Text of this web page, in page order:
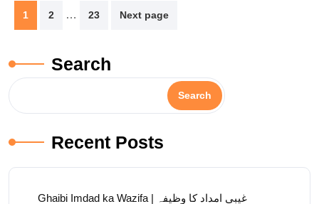
Posts
pagination
1 2 … 23 Next page
Search
Search
Recent Posts
Ghaibi Imdad ka Wazifa | غیبی امداد کا وظیفہ